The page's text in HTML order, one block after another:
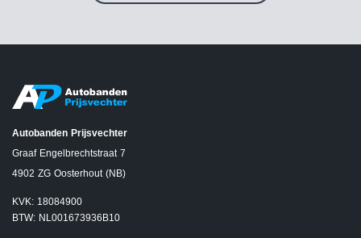
Autobanden Prijsvechter
Graaf Engelbrechtstraat 7
4902 ZG Oosterhout (NB)
KVK: 18084900
BTW: NL001673936B10